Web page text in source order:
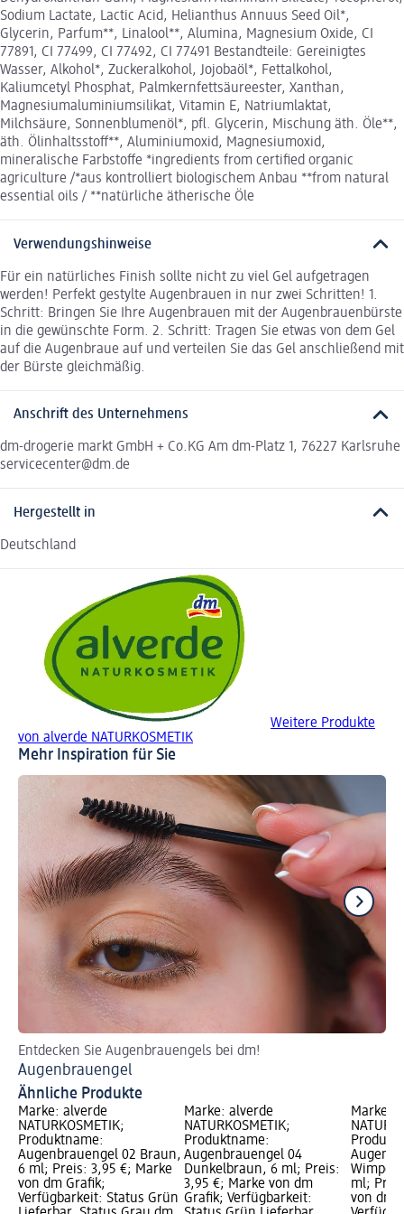
Sodium Lactate, Lactic Acid, Helianthus Annuus Seed Oil*,
Glycerin, Parfum**, Linalool**, Alumina, Magnesium Oxide, CI
77891, CI 77499, CI 77492, CI 77491 Bestandteile: Gereinigtes
Wasser, Alkohol*, Zuckeralkohol, Jojobaöl*, Fettalkohol,
Kaliumcetyl Phosphat, Palmkernfettsäureester, Xanthan,
Magnesiumaluminiumsilikat, Vitamin E, Natriumlaktat,
Milchsäure, Sonnenblumenöl*, pfl. Glycerin, Mischung äth. Öle**,
äth. Ölinhaltsstoff**, Aluminiumoxid, Magnesiumoxid,
mineralische Farbstoffe *ingredients from certified organic
agriculture /*aus kontrolliert biologischem Anbau **from natural
essential oils / **natürliche ätherische Öle
Verwendungshinweise
Für ein natürliches Finish sollte nicht zu viel Gel aufgetragen
werden! Perfekt gestylte Augenbrauen in nur zwei Schritten! 1.
Schritt: Bringen Sie Ihre Augenbrauen mit der Augenbrauenbürste
in die gewünschte Form. 2. Schritt: Tragen Sie etwas von dem Gel
auf die Augenbraue auf und verteilen Sie das Gel anschließend mit
der Bürste gleichmäßig.
Anschrift des Unternehmens
dm-drogerie markt GmbH + Co.KG Am dm-Platz 1, 76227 Karlsruhe
servicecenter@dm.de
Hergestellt in
Deutschland
Weitere Produkte
von alverde NATURKOSMETIK
Mehr Inspiration für Sie
Entdecken Sie Augenbrauengels bei dm!
Augenbrauengel
Ähnliche Produkte
Marke: alverde
NATURKOSMETIK;
Produktname:
Augenbrauengel 02 Braun,
6 ml; Preis: 3,95 €; Marke
von dm Grafik;
Verfügbarkeit: Status Grün
Marke: alverde
NATURKOSMETIK;
Produktname:
Augenbrauengel 04
Dunkelbraun, 6 ml; Preis:
3,95 €; Marke von dm
Grafik; Verfügbarkeit:
Marke:
ml;
von dm